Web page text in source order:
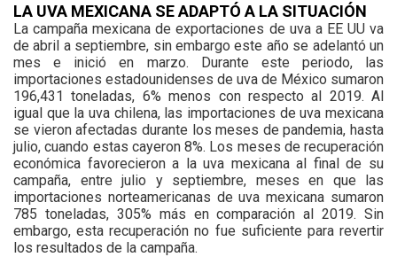
LA UVA MEXICANA SE ADAPTÓ A LA SITUACIÓN
La campaña mexicana de exportaciones de uva a EE UU va
de abril a septiembre, sin embargo este año se adelantó un
mes e inició en marzo. Durante este periodo, las
importaciones estadounidenses de uva de México sumaron
196,431 toneladas, 6% menos con respecto al 2019. Al
igual que la uva chilena, las importaciones de uva mexicana
se vieron afectadas durante los meses de pandemia, hasta
julio, cuando estas cayeron 8%. Los meses de recuperación
económica favorecieron a la uva mexicana al final de su
campaña, entre julio y septiembre, meses en que las
importaciones norteamericanas de uva mexicana sumaron
785 toneladas, 305% más en comparación al 2019. Sin
embargo, esta recuperación no fue suficiente para revertir
los resultados de la campaña.